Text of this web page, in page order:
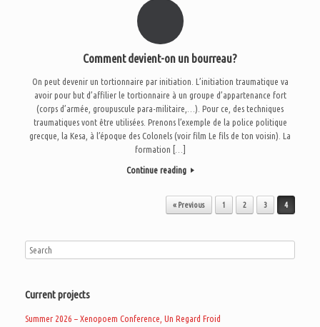
Comment devient-on un bourreau?
On peut devenir un tortionnaire par initiation. L’initiation traumatique va
avoir pour but d’affilier le tortionnaire à un groupe d’appartenance fort
(corps d’armée, groupuscule para-militaire,…). Pour ce, des techniques
traumatiques vont être utilisées. Prenons l’exemple de la police politique
grecque, la Kesa, à l’époque des Colonels (voir film Le fils de ton voisin). La
formation […]
Continue reading
« Previous 1 2 3 4
Current projects
Summer 2026 – Xenopoem Conference, Un Regard Froid